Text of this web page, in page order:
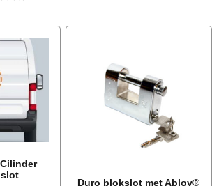
Duro blokslot met Abloy®